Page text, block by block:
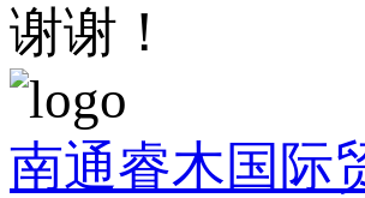
谢谢！
南通睿木国际